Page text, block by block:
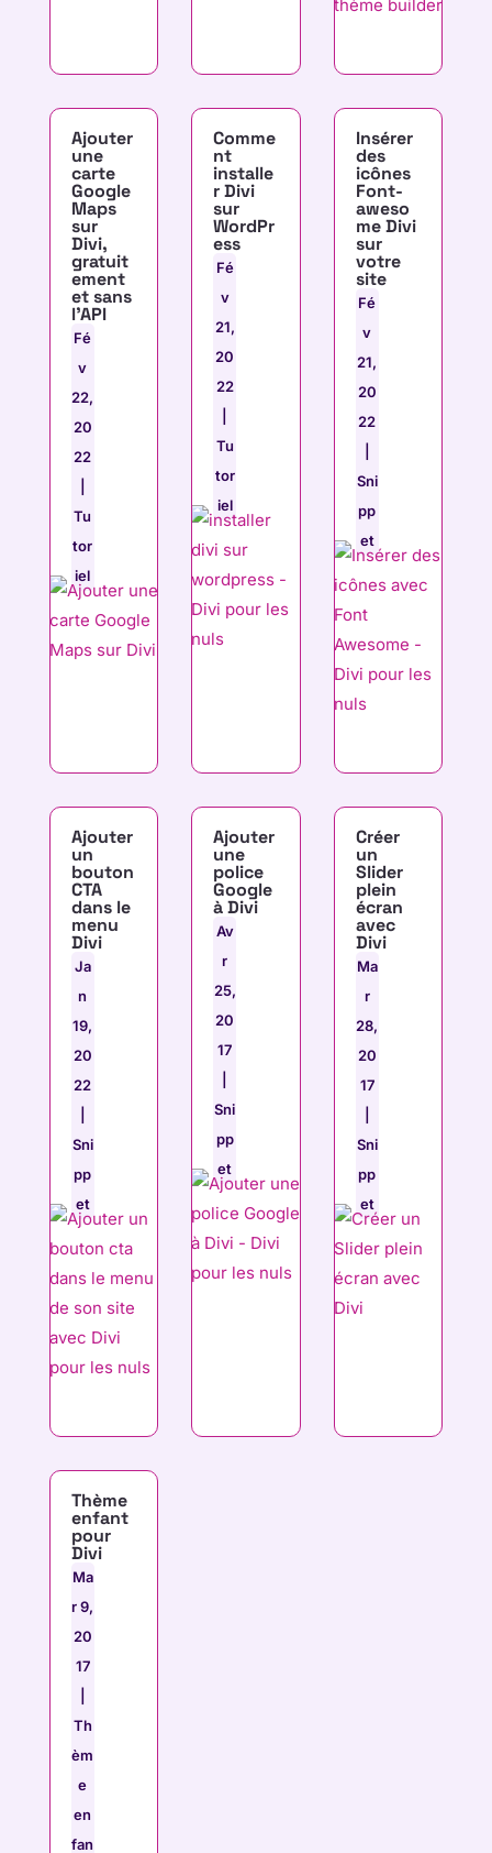
Ajouter
une
carte
Google
Maps
sur
Divi,
gratuit
ement
et sans
l’API
Fé
v
22,
20
22
Tu
tor
iel
Comme
nt
installe
r Divi
sur
WordPr
ess
Fé
v
21,
20
22
Tu
tor
iel
Insérer
des
icônes
Font-
aweso
me Divi
sur
votre
site
Fé
v
21,
20
22
Sni
pp
et
Ajouter
un
bouton
CTA
dans le
menu
Divi
Ja
n
19,
20
22
Sni
pp
et
Ajouter
une
police
Google
à Divi
Av
r
25,
20
17
Sni
pp
et
Créer
un
Slider
plein
écran
avec
Divi
Ma
r
28,
20
17
Sni
pp
et
Thème
enfant
pour
Divi
Ma
r 9,
20
17
Th
èm
e
en
fan